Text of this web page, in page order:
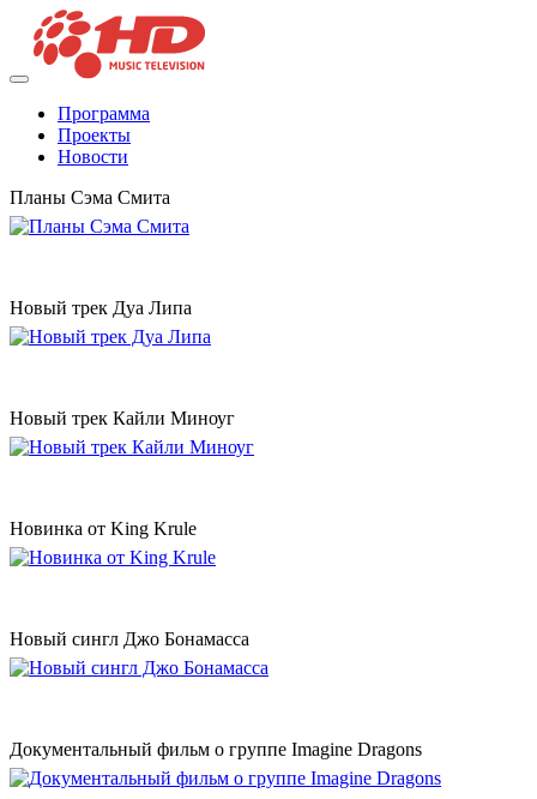
Программа
Проекты
Новости
Планы Сэма Смита
Новый трек Дуа Липа
Новый трек Кайли Миноуг
Новинка от King Krule
Новый сингл Джо Бонамасса
Документальный фильм о группе Imagine Dragons